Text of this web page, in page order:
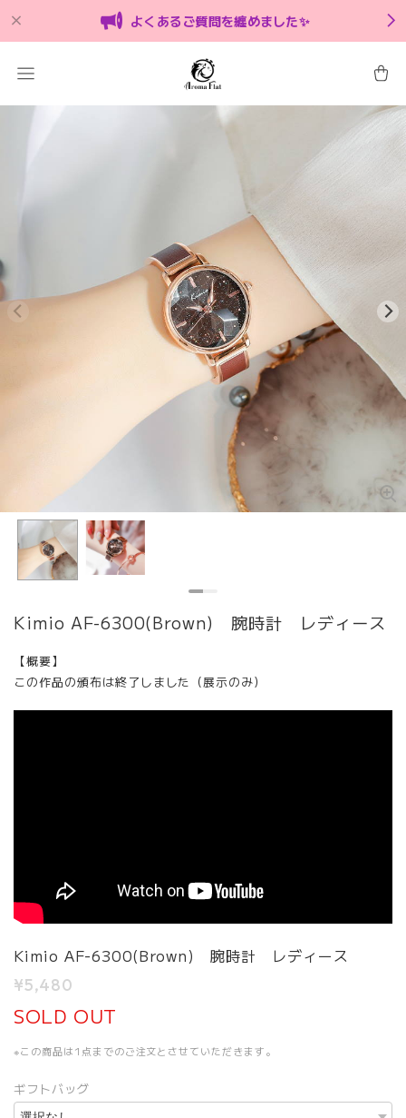
よくあるご質問を纏めました✨
Kimio AF-6300(Brown) 腕時計 レディース
【概要】
この作品の頒布は終了しました（展示のみ）
Kimio AF-6300(Brown) 腕時計 レディース
¥5,480
SOLD OUT
※この商品は1点までのご注文とさせていただきます。
ギフトバッグ